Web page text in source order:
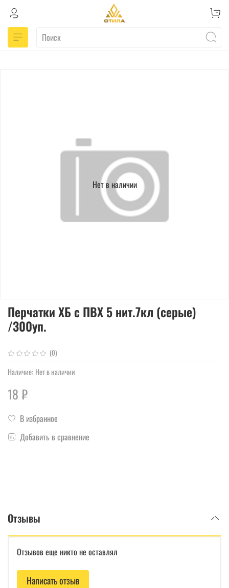
Нет в наличии
(0)
Наличие: Нет в наличии
Перчатки ХБ с ПВХ 5 нит.7кл (серые)
/300уп.
18 ₽
В избранное
Добавить в сравнение
Отзывы
Отзывов еще никто не оставлял
Написать отзыв